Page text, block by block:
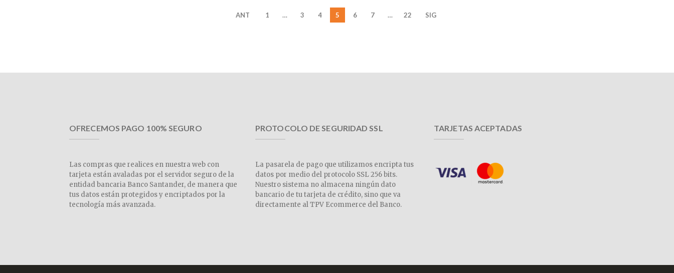
ANT 1 … 3 4 5 6 7 … 22 SIG
OFRECEMOS PAGO 100% SEGURO
Las compras que realices en nuestra web con
tarjeta están avaladas por el servidor seguro de la
entidad bancaria Banco Santander, de manera que
tus datos están protegidos y encriptados por la
tecnología más avanzada.
PROTOCOLO DE SEGURIDAD SSL
La pasarela de pago que utilizamos encripta tus
datos por medio del protocolo SSL 256 bits.
Nuestro sistema no almacena ningún dato
bancario de tu tarjeta de crédito, sino que va
directamente al TPV Ecommerce del Banco.
TARJETAS ACEPTADAS